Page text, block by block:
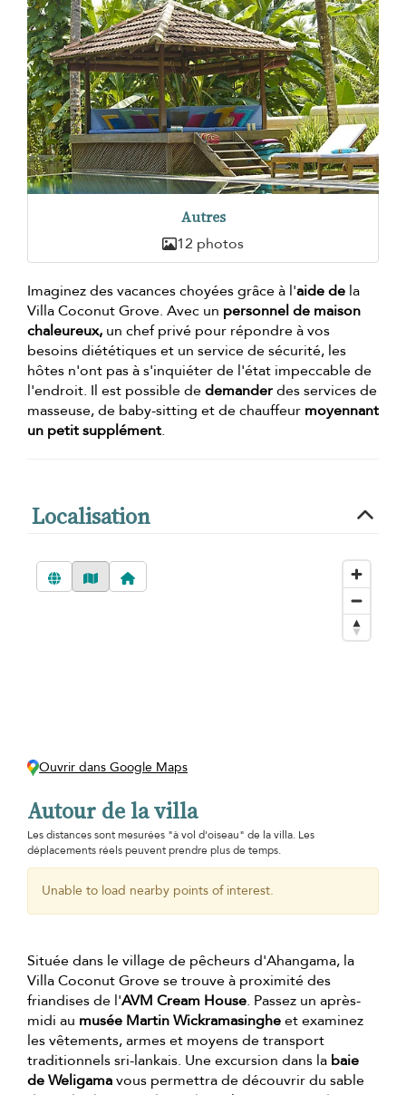
Autres
12 photos
Imaginez des vacances choyées grâce à l'aide de la
Villa Coconut Grove. Avec un personnel de maison
chaleureux, un chef privé pour répondre à vos
besoins diététiques et un service de sécurité, les
hôtes n'ont pas à s'inquiéter de l'état impeccable de
l'endroit. Il est possible dedemanderdes services de
masseuse, de baby-sitting et de chauffeur moyennant
un petit supplément.
Localisation
Ouvrir dans Google Maps
Autour de la villa
Les distances sont mesurées "à vol d'oiseau" de la villa. Les
déplacements réels peuvent prendre plus de temps.
Unable to load nearby points of interest.
Située dans le village de pêcheurs d'Ahangama, la
Villa Coconut Grove se trouve à proximité des
friandises de l'AVM Cream House. Passez un après-
midi au musée Martin Wickramasingheet examinez
les vêtements, armes et moyens de transport
traditionnels sri-lankais. Une excursion dans la baie
de Weligamavous permettra de découvrir du sable